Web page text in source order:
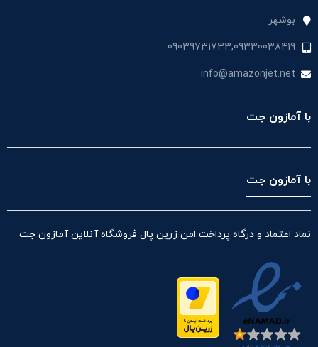
بوشهر
09039731733,09330038419
info@amazonjet.net
با آمازون جت
با آمازون جت
نماد اعتماد و درگاه پرداخت امن زرین پال فروشگاه آنلاین آمازون جت